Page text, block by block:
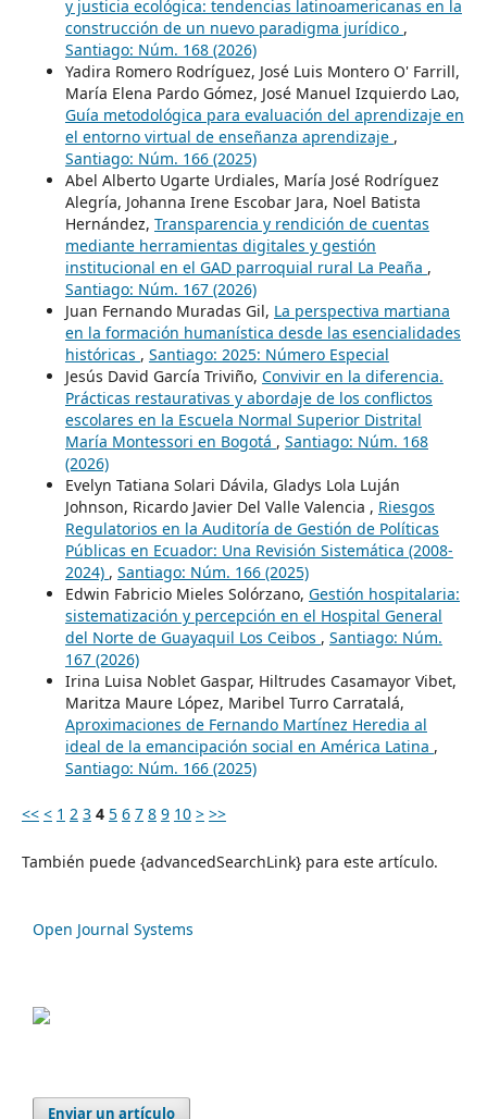
y justicia ecológica: tendencias latinoamericanas en la
construcción de un nuevo paradigma jurídico ,
Santiago: Núm. 168 (2026)
Yadira Romero Rodríguez, José Luis Montero O' Farrill,
María Elena Pardo Gómez, José Manuel Izquierdo Lao,
Guía metodológica para evaluación del aprendizaje en
el entorno virtual de enseñanza aprendizaje ,
Santiago: Núm. 166 (2025)
Abel Alberto Ugarte Urdiales, María José Rodríguez
Alegría, Johanna Irene Escobar Jara, Noel Batista
Hernández, Transparencia y rendición de cuentas
mediante herramientas digitales y gestión
institucional en el GAD parroquial rural La Peaña ,
Santiago: Núm. 167 (2026)
Juan Fernando Muradas Gil, La perspectiva martiana
en la formación humanística desde las esencialidades
históricas , Santiago: 2025: Número Especial
Jesús David García Triviño, Convivir en la diferencia.
Prácticas restaurativas y abordaje de los conflictos
escolares en la Escuela Normal Superior Distrital
María Montessori en Bogotá , Santiago: Núm. 168
(2026)
Evelyn Tatiana Solari Dávila, Gladys Lola Luján
Johnson, Ricardo Javier Del Valle Valencia , Riesgos
Regulatorios en la Auditoría de Gestión de Políticas
Públicas en Ecuador: Una Revisión Sistemática (2008-
2024) , Santiago: Núm. 166 (2025)
Edwin Fabricio Mieles Solórzano, Gestión hospitalaria:
sistematización y percepción en el Hospital General
del Norte de Guayaquil Los Ceibos , Santiago: Núm.
167 (2026)
Irina Luisa Noblet Gaspar, Hiltrudes Casamayor Vibet,
Maritza Maure López, Maribel Turro Carratalá,
Aproximaciones de Fernando Martínez Heredia al
ideal de la emancipación social en América Latina ,
Santiago: Núm. 166 (2025)
<< < 1 2 3 4 5 6 7 8 9 10 > >>
También puede {advancedSearchLink} para este artículo.
Open Journal Systems
Enviar un artículo